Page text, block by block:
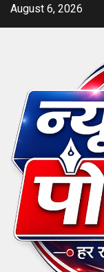
SkipAugust 6, 2026